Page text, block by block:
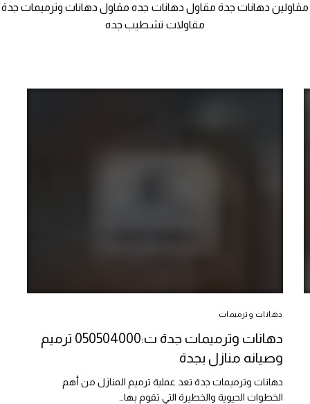
مقاولين دهانات جدة مقاول دهانات جده مقاول دهانات وترميمات جدة
مقاولات تشطيب جده
دهانات وترميمات
دهانات وترميمات جدة ت:050504000 ترميم
وصيانه منازل بجدة
دهانات وترميمات جدة تعد عملية ترميم المنازل من أهم
الخطوات الحيوية والخطيرة التي تقوم بها…